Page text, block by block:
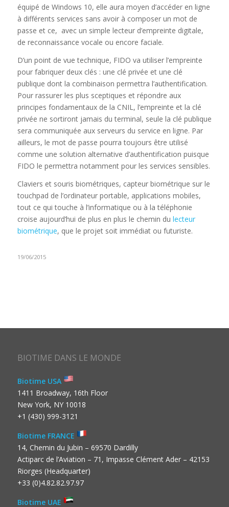
équipé de Windows 10, elle aura moyen d’accéder en ligne
à différents services sans avoir à composer un mot de
passe et ce, avec un simple lecteur d’empreinte digitale,
de reconnaissance vocale ou encore faciale.
D’un point de vue technique, FIDO va utiliser l’empreinte
pour fabriquer deux clés : une clé privée et une clé
publique dont la combinaison permettra l’authentification.
Pour rassurer les plus sceptiques et répondre aux
principes fondamentaux de la CNIL, l’empreinte et la clé
privée ne sortiront jamais du terminal, seule la clé publique
sera communiquée aux serveurs du service en ligne. Par
ailleurs, le mot de passe pourra toujours être utilisé
comme une solution alternative d’authentification puisque
FIDO le permettra notamment pour les services sensibles.
Claviers et souris biométriques, capteur biométrique sur le
touchpad de l’ordinateur portable, applications mobiles,
tout ce qui touche à l’informatique ou à la téléphonie
croise aujourd’hui de plus en plus le chemin du lecteur
biométrique, que le projet soit immédiat ou futuriste.
19/06/2015
BIOTIME DANS LE MONDE
Biotime USA
1411 Broadway, 16th Floor
New York, NY 10018
+1 (430) 999-3121
Biotime FRANCE
14, Chemin du Jubin – 69570 Dardilly
Actiparc de l’Aviation – 71, Impasse Clément Ader – 42153
Riorges (Headquarter)
+33 (0)4.82.82.97.97
Biotime UAE